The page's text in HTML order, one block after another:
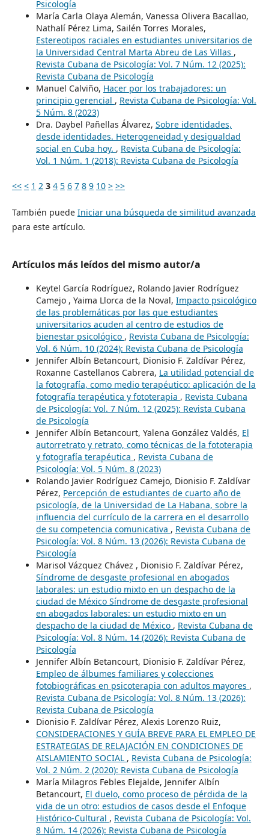
Psicología
María Carla Olaya Alemán, Vanessa Olivera Bacallao,
Nathalí Pérez Lima, Sailén Torres Morales,
Estereotipos raciales en estudiantes universitarios de
la Universidad Central Marta Abreu de Las Villas ,
Revista Cubana de Psicología: Vol. 7 Núm. 12 (2025):
Revista Cubana de Psicología
Manuel Calviño, Hacer por los trabajadores: un
principio gerencial , Revista Cubana de Psicología: Vol.
5 Núm. 8 (2023)
Dra. Daybel Pañellas Álvarez, Sobre identidades,
desde identidades. Heterogeneidad y desigualdad
social en Cuba hoy. , Revista Cubana de Psicología:
Vol. 1 Núm. 1 (2018): Revista Cubana de Psicología
<< < 1 2 3 4 5 6 7 8 9 10 > >>
También puede Iniciar una búsqueda de similitud avanzada
para este artículo.
Artículos más leídos del mismo autor/a
Keytel García Rodríguez, Rolando Javier Rodríguez
Camejo , Yaima Llorca de la Noval, Impacto psicológico
de las problemáticas por las que estudiantes
universitarios acuden al centro de estudios de
bienestar psicológico , Revista Cubana de Psicología:
Vol. 6 Núm. 10 (2024): Revista Cubana de Psicología
Jennifer Albín Betancourt, Dionisio F. Zaldívar Pérez,
Roxanne Castellanos Cabrera, La utilidad potencial de
la fotografía, como medio terapéutico: aplicación de la
fotografía terapéutica y fototerapia , Revista Cubana
de Psicología: Vol. 7 Núm. 12 (2025): Revista Cubana
de Psicología
Jennifer Albín Betancourt, Yalena González Valdés, El
autorretrato y retrato, como técnicas de la fototerapia
y fotografía terapéutica , Revista Cubana de
Psicología: Vol. 5 Núm. 8 (2023)
Rolando Javier Rodríguez Camejo, Dionisio F. Zaldívar
Pérez, Percepción de estudiantes de cuarto año de
psicología, de la Universidad de La Habana, sobre la
influencia del currículo de la carrera en el desarrollo
de su competencia comunicativa , Revista Cubana de
Psicología: Vol. 8 Núm. 13 (2026): Revista Cubana de
Psicología
Marisol Vázquez Chávez , Dionisio F. Zaldívar Pérez,
Síndrome de desgaste profesional en abogados
laborales: un estudio mixto en un despacho de la
ciudad de México Síndrome de desgaste profesional
en abogados laborales: un estudio mixto en un
despacho de la ciudad de México , Revista Cubana de
Psicología: Vol. 8 Núm. 14 (2026): Revista Cubana de
Psicología
Jennifer Albín Betancourt, Dionisio F. Zaldívar Pérez,
Empleo de álbumes familiares y colecciones
fotobiográficas en psicoterapia con adultos mayores ,
Revista Cubana de Psicología: Vol. 8 Núm. 13 (2026):
Revista Cubana de Psicología
Dionisio F. Zaldívar Pérez, Alexis Lorenzo Ruiz,
CONSIDERACIONES Y GUÍA BREVE PARA EL EMPLEO DE
ESTRATEGIAS DE RELAJACIÓN EN CONDICIONES DE
AISLAMIENTO SOCIAL , Revista Cubana de Psicología:
Vol. 2 Núm. 2 (2020): Revista Cubana de Psicología
María Milagros Febles Elejalde, Jennifer Albín
Betancourt, El duelo, como proceso de pérdida de la
vida de un otro: estudios de casos desde el Enfoque
Histórico-Cultural , Revista Cubana de Psicología: Vol.
8 Núm. 14 (2026): Revista Cubana de Psicología